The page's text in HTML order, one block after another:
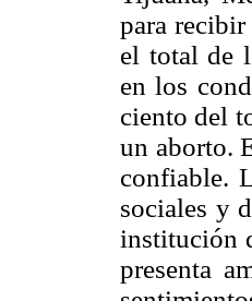
para
el total de
en los
ciento del
un aborto.
confiable.
sociales y
institución
presenta